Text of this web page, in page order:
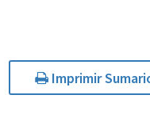
Imprimir